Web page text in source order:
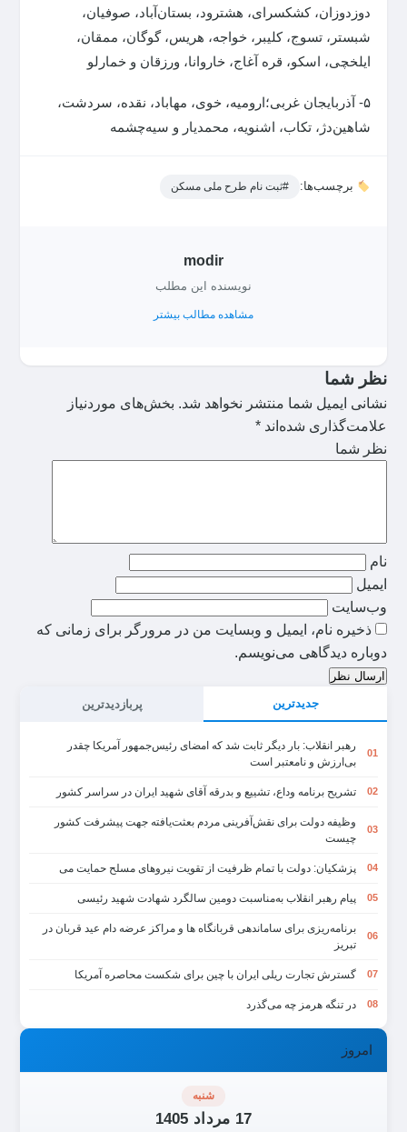
جدیدترین پربازدیدترین
01
رهبر انقلاب: بار دیگر ثابت شد که امضای رئیس‌جمهور آمریکا چقدر
بی‌ارزش و نامعتبر است
02 تشریح برنامه وداع، تشییع و بدرقه آقای شهید ایران در سراسر کشور
03
وظیفه دولت برای نقش‌آفرینی مردم بعثت‌یافته جهت پیشرفت کشور
چیست
04 پزشکیان: دولت با تمام ظرفیت از تقویت نیروهای مسلح حمایت می
05 پیام رهبر انقلاب به‌مناسبت دومین سالگرد شهادت شهید رئیسی
06
برنامه‌ریزی برای ساماندهی قربانگاه ها و مراکز عرضه دام عید قربان در
تبریز
07 گسترش تجارت ریلی ایران با چین برای شکست محاصره آمریکا
08 در تنگه هرمز چه می‌گذرد
امروز
شنبه
17 مرداد 1405
دوزدوزان، کشکسرای، هشترود، بستان‌آباد، صوفیان،
شبستر، تسوج، کلیبر، خواجه، هریس، گوگان، ممقان،
ایلخچی، اسکو، قره آغاج، خاروانا، ورزقان و خمارلو
۵- آذربایجان غربی؛ارومیه، خوی، مهاباد، نقده، سردشت،
شاهین‌دژ، تکاب، اشنویه، محمدیار و سیه‌چشمه
برچسب‌ها: #ثبت نام طرح ملی مسکن
modir
نویسنده این مطلب
مشاهده مطالب بیشتر
نظر شما
نشانی ایمیل شما منتشر نخواهد شد. بخش‌های موردنیاز
علامت‌گذاری شده‌اند *
نظر شما
نام
ایمیل
وب‌سایت
ذخیره نام، ایمیل و وبسایت من در مرورگر برای زمانی که
دوباره دیدگاهی می‌نویسم.
ارسال نظر